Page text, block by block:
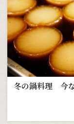
冬の鍋料理 今